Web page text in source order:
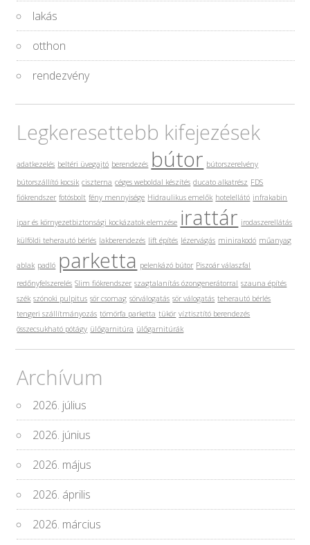
lakás
otthon
rendezvény
Legkeresettebb kifejezések
adatkezelés beltéri üvegajtó berendezés bútor bútorszerelvény
bútorszállító kocsik ciszterna céges weboldal készítés ducato alkatrész FDS
fiókrendszer fotósbolt fény mennyisége Hidraulikus emelők hotelellátó infrakabin
ipar és környezetbiztonsági kockázatok elemzése irattár irodaszerellátás
külföldi teherautó bérlés lakberendezés lift építés lézervágás minirakodó műanyag
ablak padló parketta pelenkázó bútor Piszoár válaszfal
redőnyfelszerelés Slim fiókrendszer szagtalanítás ózongenerátorral szauna építés
szék szónoki pulpitus sör csomag sörválogatás sör válogatás teherautó bérlés
tengeri szállítmányozás tömörfa parketta tükör víztisztító berendezés
összecsukható pótágy ülőgarnitúra ülőgarnitúrák
Archívum
2026. július
2026. június
2026. május
2026. április
2026. március